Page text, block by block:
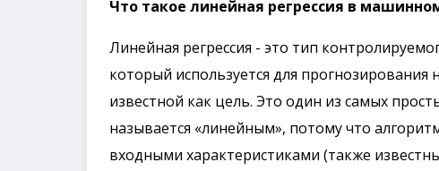
Что такое линейная регрессия в
Линейная регрессия - это тип
который используется для
известной как цель. Это один из самых
называется «линейным», потому что
входными характеристиками (также